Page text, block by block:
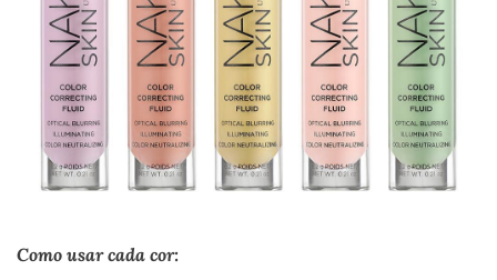
Como usar cada cor: